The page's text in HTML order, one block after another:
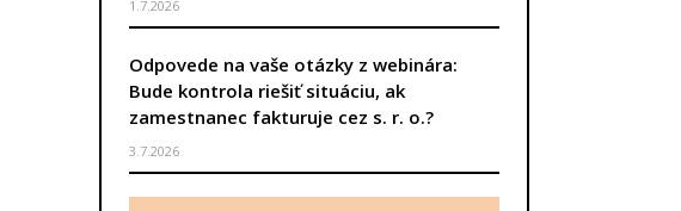
1.7.2026
Odpovede na vaše otázky z webinára:
Bude kontrola riešiť situáciu, ak
zamestnanec fakturuje cez s. r. o.?
3.7.2026